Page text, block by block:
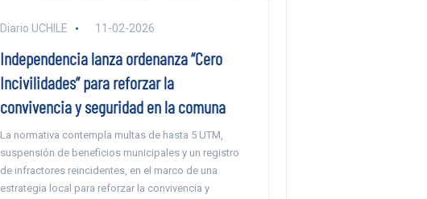
Diario UCHILE 11-02-2026
Independencia lanza ordenanza “Cero
Incivilidades” para reforzar la
convivencia y seguridad en la comuna
La normativa contempla multas de hasta 5 UTM,
suspensión de beneficios municipales y un registro
de infractores reincidentes, en el marco de una
estrategia local para reforzar la convivencia y